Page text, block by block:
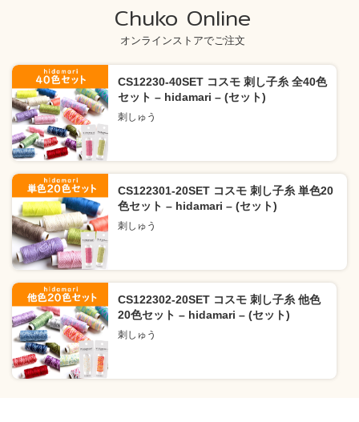
Chuko Online
オンラインストアでご注文
CS12230-40SET コスモ 刺し子糸 全40色
セット – hidamari – (セット)
刺しゅう
CS122301-20SET コスモ 刺し子糸 単色20
色セット – hidamari – (セット)
刺しゅう
CS122302-20SET コスモ 刺し子糸 他色
20色セット – hidamari – (セット)
刺しゅう